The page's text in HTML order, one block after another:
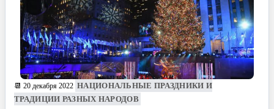
📆 20 декабря 2022 НАЦИОНАЛЬНЫЕ ПРАЗДНИКИ И
ТРАДИЦИИ РАЗНЫХ НАРОДОВ